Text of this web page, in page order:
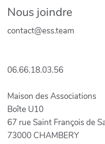
Nous joindre
contact@ess.team
06.66.18.03.56
Maison des Associations
Boîte U10
67 rue Saint François de
73000 CHAMBERY